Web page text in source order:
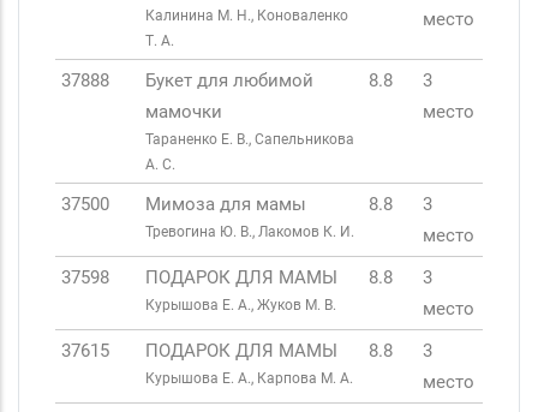
Калинина М. Н., Коноваленко
Т. А.
место
37888
Букет для любимой
мамочки
Тараненко Е. В., Сапельникова
А. С.
8.8
3
место
37500 Мимоза для мамы
Тревогина Ю. В., Лакомов К. И.
8.8
3
место
37598
ПОДАРОК ДЛЯ МАМЫ
Курышова Е. А., Жуков М. В.
8.8
3
место
37615
ПОДАРОК ДЛЯ МАМЫ
Курышова Е. А., Карпова М. А.
8.8
3
место